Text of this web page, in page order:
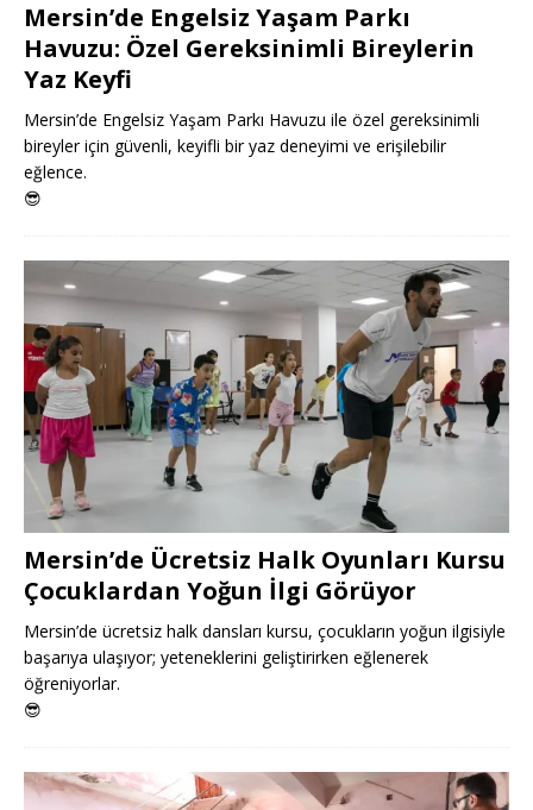
Mersin’de Engelsiz Yaşam Parkı
Havuzu: Özel Gereksinimli Bireylerin
Yaz Keyfi
Mersin’de Engelsiz Yaşam Parkı Havuzu ile özel gereksinimli
bireyler için güvenli, keyifli bir yaz deneyimi ve erişilebilir
eğlence.
😎
Mersin’de Ücretsiz Halk Oyunları Kursu
Çocuklardan Yoğun İlgi Görüyor
Mersin’de ücretsiz halk dansları kursu, çocukların yoğun ilgisiyle
başarıya ulaşıyor; yeteneklerini geliştirirken eğlenerek
öğreniyorlar.
😎